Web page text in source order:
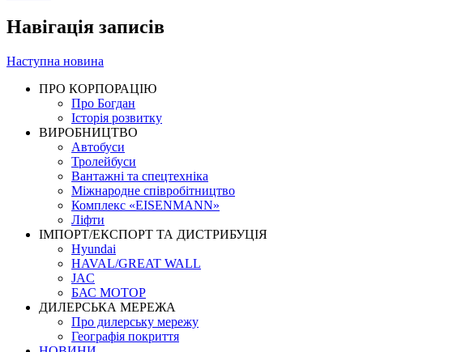
Навігація записів
Наступна новина
ПРО КОРПОРАЦІЮ
Про Богдан
Історія розвитку
ВИРОБНИЦТВО
Автобуси
Тролейбуси
Вантажні та спецтехніка
Міжнародне співробітництво
Комплекс «EISENMANN»
Ліфти
ІМПОРТ/ЕКСПОРТ ТА ДИСТРИБУЦІЯ
Hyundai
HAVAL/GREAT WALL
JAC
БАС МОТОР
ДИЛЕРСЬКА МЕРЕЖА
Про дилерську мережу
Географія покриття